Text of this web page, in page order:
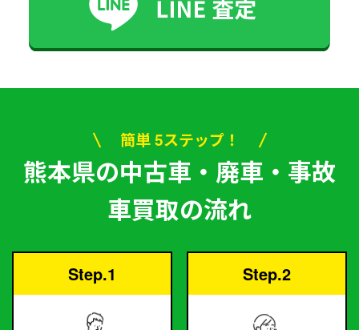
簡単 5ステップ！
熊本県の中古車・廃車・事故
車買取の流れ
Step.1 Step.2